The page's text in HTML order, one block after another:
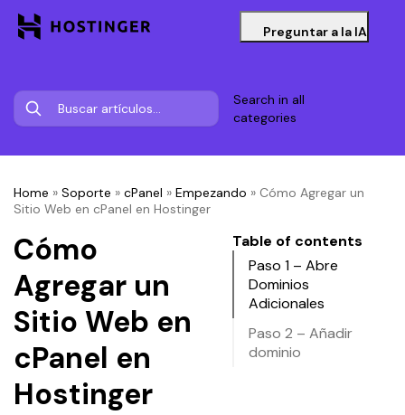
Preguntar a la IA
Search in all
categories
Home » Soporte » cPanel » Empezando » Cómo Agregar un
Sitio Web en cPanel en Hostinger
Cómo
Agregar un
Sitio Web en
cPanel en
Hostinger
Table of contents
Paso 1 – Abre
Dominios
Adicionales
Paso 2 – Añadir
dominio